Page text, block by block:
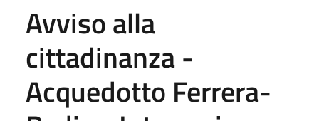
Avviso alla
cittadinanza -
Acquedotto Ferrera-